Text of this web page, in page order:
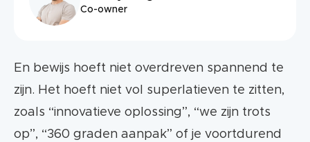
Co-owner
En bewijs hoeft niet overdreven spannend te
zijn. Het hoeft niet vol superlatieven te zitten,
zoals “innovatieve oplossing”, “we zijn trots
op”, “360 graden aanpak” of je voortdurend